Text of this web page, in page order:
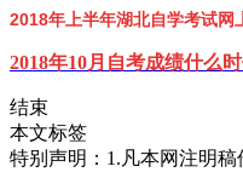
2018年上半年湖北自学考试网
2018年10月自考成绩什么
结束
本文标签
特别声明：1.凡本网注明稿